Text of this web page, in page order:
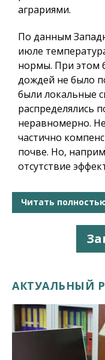
аграриями.
По данным
июле
нормы. При этом
дождей не было
были локальные
распределялись
неравномерно.
частично
почве. Но,
отсутствие
Читать
АКТУАЛЬНЫЙ